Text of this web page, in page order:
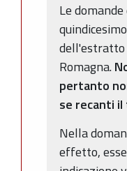
Le
dell'estratto
Romagna.
pertanto
se recanti
Nella
effetto,